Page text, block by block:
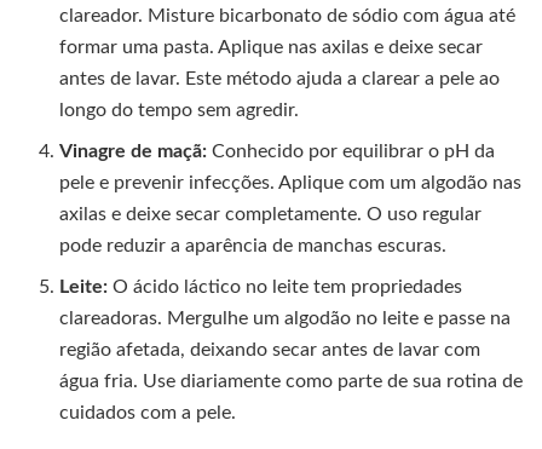
clareador. Misture bicarbonato de sódio com água até
formar uma pasta. Aplique nas axilas e deixe secar
antes de lavar. Este método ajuda a clarear a pele ao
longo do tempo sem agredir.
Vinagre de maçã: Conhecido por equilibrar o pH da
pele e prevenir infecções. Aplique com um algodão nas
axilas e deixe secar completamente. O uso regular
pode reduzir a aparência de manchas escuras.
Leite: O ácido láctico no leite tem propriedades
clareadoras. Mergulhe um algodão no leite e passe na
região afetada, deixando secar antes de lavar com
água fria. Use diariamente como parte de sua rotina de
cuidados com a pele.